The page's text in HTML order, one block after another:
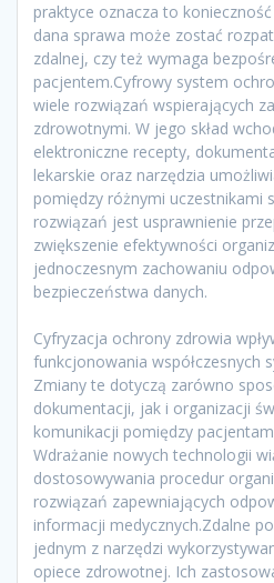
praktyce oznacza to
dana sprawa może zostać
zdalnej, czy też wymaga
pacjentem.Cyfrowy system
wiele rozwiązań wspierających
zdrowotnymi. W jego skład
elektroniczne recepty,
lekarskie oraz narzędzia
pomiędzy różnymi uczestnikami
rozwiązań jest usprawnienie
zwiększenie efektywności
jednoczesnym zachowaniu
bezpieczeństwa danych.
Cyfryzacja ochrony zdrowia
funkcjonowania współczesnych
Zmiany te dotyczą zarówno
dokumentacji, jak i organizacji
komunikacji pomiędzy
Wdrażanie nowych technologii
dostosowywania procedur
rozwiązań zapewniających
informacji medycznych.Zdalne
jednym z narzędzi
opiece zdrowotnej. Ich